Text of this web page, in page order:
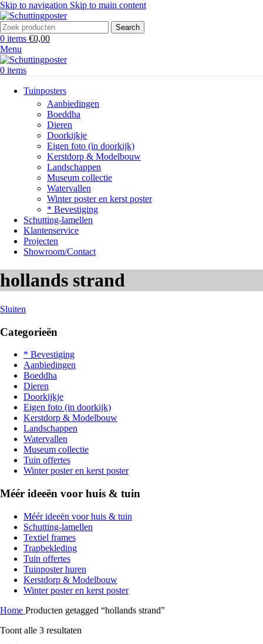
Skip to navigation Skip to main content
Search
0 items €0,00
Menu
0 items
Tuinposters
Aanbiedingen
Boeddha
Dieren
Doorkijkje
Eigen foto (in doorkijk)
Kerstdorp & Modelbouw
Landschappen
Museum collectie
Watervallen
Winter poster en kerst poster
* Bevestiging
Schutting-lamellen
Klantenservice
Projecten
Showroom/Contact
hollands strand
Sluiten
Categorieën
* Bevestiging
Aanbiedingen
Boeddha
Dieren
Doorkijkje
Eigen foto (in doorkijk)
Kerstdorp & Modelbouw
Landschappen
Watervallen
Museum collectie
Tuin offertes
Winter poster en kerst poster
Méér ideeën voor huis & tuin
Méér ideeën voor huis & tuin
Schutting-lamellen
Textiel frames
Trapbekleding
Tuin offertes
Tuinposter huren
Kerstdorp & Modelbouw
Winter poster en kerst poster
Home Producten getagged “hollands strand”
Toont alle 3 resultaten